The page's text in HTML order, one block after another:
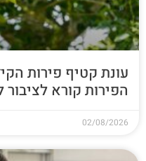
עונת קטיף פירות
הפירות קורא
02/08/2026